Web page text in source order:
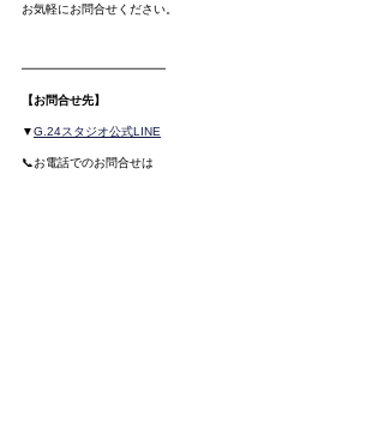
お気軽にお問合せください。
━━━━━━━━━━━━
【お問合せ先】
▼G.24スタジオ公式LINE
📞お電話でのお問合せは